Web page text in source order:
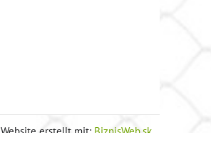
Website erstellt mit: BiznisWeb.sk